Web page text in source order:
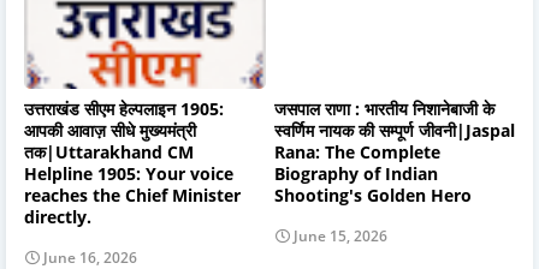
उत्तराखंड सीएम हेल्पलाइन 1905:
आपकी आवाज़ सीधे मुख्यमंत्री
तक|Uttarakhand CM
Helpline 1905: Your voice
reaches the Chief Minister
directly.
June 16, 2026
जसपाल राणा : भारतीय निशानेबाजी के
स्वर्णिम नायक की सम्पूर्ण जीवनी|Jaspal
Rana: The Complete
Biography of Indian
Shooting's Golden Hero
June 15, 2026